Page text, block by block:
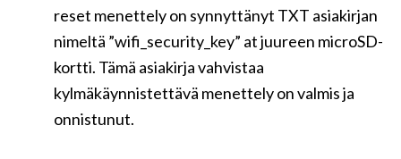
reset menettely on synnyttänyt TXT asiakirjan
nimeltä ”wifi_security_key” at juureen microSD-
kortti. Tämä asiakirja vahvistaa
kylmäkäynnistettävä menettely on valmis ja
onnistunut.